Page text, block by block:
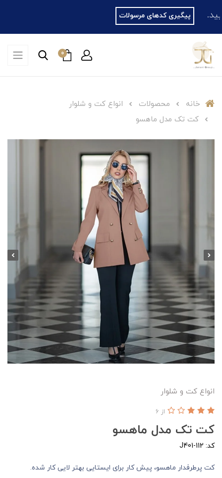
پیگیری کدهای مرسولات
0
خانه محصولات
انواع کت و شلوار
کت تک مدل ماهسو
انواع کت و شلوار
کت تک مدل ماهسو
از 6
کد: J401-112
کت پرطرفدار ماهسو، پیش کار برای ایستایی بهتر لایی کار شده.